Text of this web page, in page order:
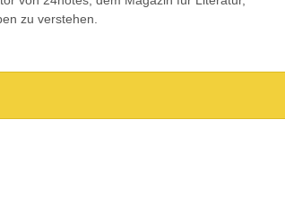
zu verstehen.